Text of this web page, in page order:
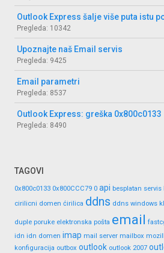
Outlook Express šalje više puta istu
Pregleda: 10342
Upoznajte naš Email servis
Pregleda: 9425
Email parametri
Pregleda: 8537
Outlook Express: greška 0x800c0133
Pregleda: 8490
TAGOVI
0x800c0133 0x800CCC79 0 api besplatan servis
cirilicni domen ćirilica ddns ddns windows
duple poruke elektronska pošta email
idn idn domen imap mail server mailbox
konfiguracija outbox outlook outlook 2007